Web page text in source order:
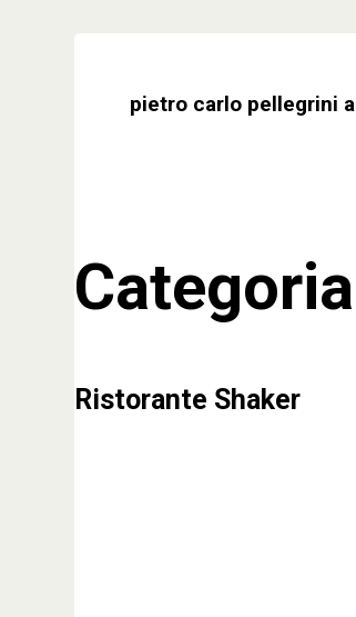
contentpietro carlo pellegrini
Ristorante Shaker